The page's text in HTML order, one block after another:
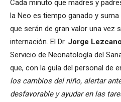
Cada minuto que madres y
la Neo es tiempo ganado y
que serán de gran valor una vez
internación. El Dr. Jorge Lezcano
Servicio de Neonatología del
que, con la guía del personal de
los cambios del niño, alertar
desfavorable y ayudar en las